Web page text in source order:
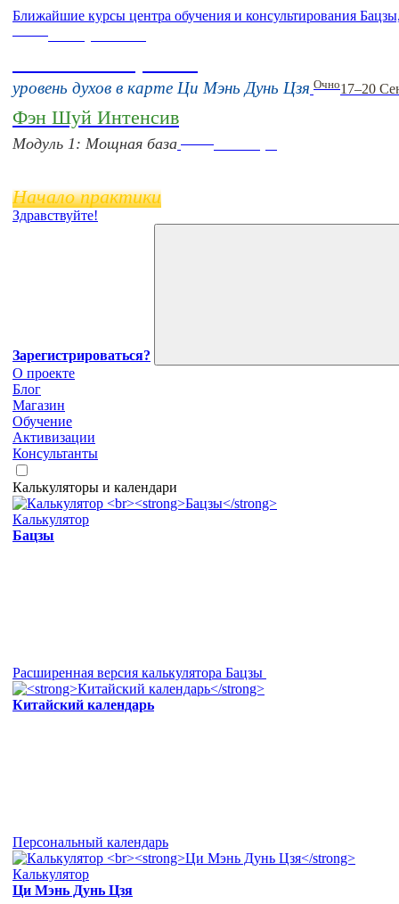
Ближайшие курсы центра обучения и консультирования
уровень духов в карте Ци Мэнь Дунь Цзя Очно17–20
Фэн Шуй Интенсив
Модуль 1: Мощная база
Начало практики
Здравствуйте!
Зарегистрироваться?
О проекте
Блог
Магазин
Обучение
Активизации
Консультанты
Калькуляторы и календари
Калькулятор
Бацзы
Расширенная версия калькулятора Бацзы
Китайский календарь
Персональный календарь
Калькулятор
Ци Мэнь Дунь Цзя